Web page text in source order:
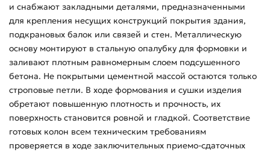
и снабжают закладными деталями, предназначенными
для крепления несущих конструкций покрытия здания,
подкрановых балок или связей и стен. Металлическую
основу монтируют в стальную опалубку для формовки и
заливают плотным равномерным слоем подсушенного
бетона. Не покрытыми цементной массой остаются только
строповые петли. В ходе формования и сушки изделия
обретают повышенную плотность и прочность, их
поверхность становится ровной и гладкой. Соответствие
готовых колон всем техническим требованиям
проверяется в ходе заключительных приемо-сдаточных